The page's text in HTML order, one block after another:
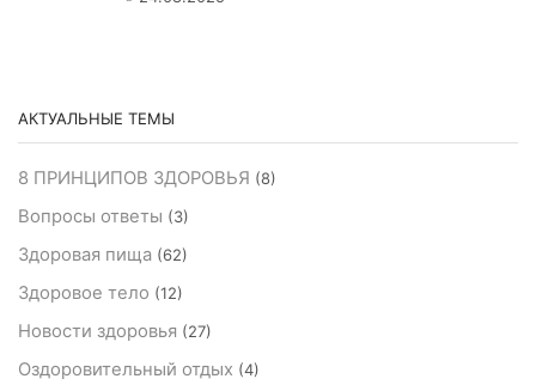
АКТУАЛЬНЫЕ ТЕМЫ
8 ПРИНЦИПОВ ЗДОРОВЬЯ (8)
Вопросы ответы (3)
Здоровая пища (62)
Здоровое тело (12)
Новости здоровья (27)
Оздоровительный отдых (4)